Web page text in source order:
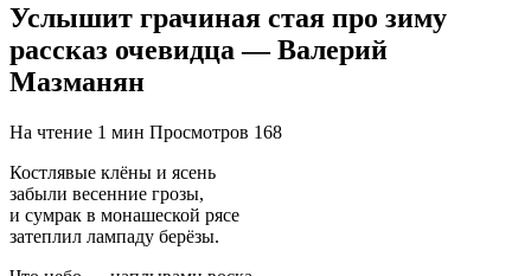
Услышит грачиная стая про зиму
рассказ очевидца — Валерий
Мазманян
На чтение 1 мин Просмотров 168
Костлявые клёны и ясень
забыли весенние грозы,
и сумрак в монашеской рясе
затеплил лампаду берёзы.